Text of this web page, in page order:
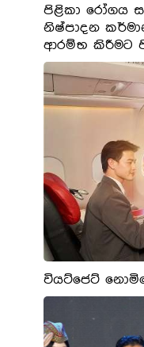
පිළිකා රෝගය
නිෂ්පාදන
ආරම්භ කිරීමට
වියට්ජෙට්